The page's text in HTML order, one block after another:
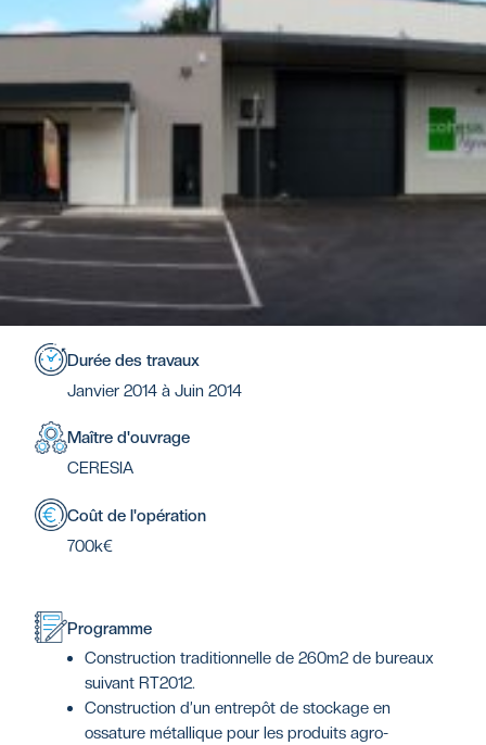
Durée des travaux
Janvier 2014 à Juin 2014
Maître d'ouvrage
CERESIA
Coût de l'opération
700k€
Programme
Construction traditionnelle de 260m2 de bureaux
suivant RT2012.
Construction d’un entrepôt de stockage en
ossature métallique pour les produits agro-